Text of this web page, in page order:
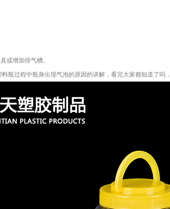
或增加排气槽。
料瓶过程中瓶身出现气泡的原因的讲解，看完大家都知道了吗